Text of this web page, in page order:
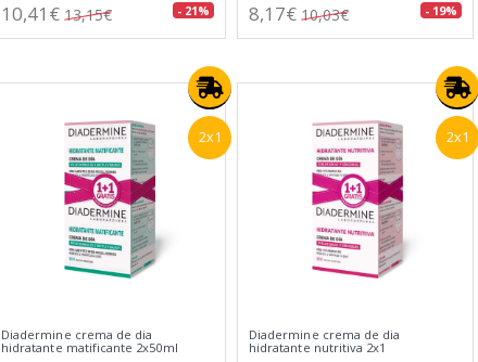
10,41€ 13,15€ - 21% 8,17€ 10,03€ - 19%
2x1
Diadermine crema de dia
hidratante matificante 2x50ml
2x1
Diadermine crema de dia
hidratante nutritiva 2x1